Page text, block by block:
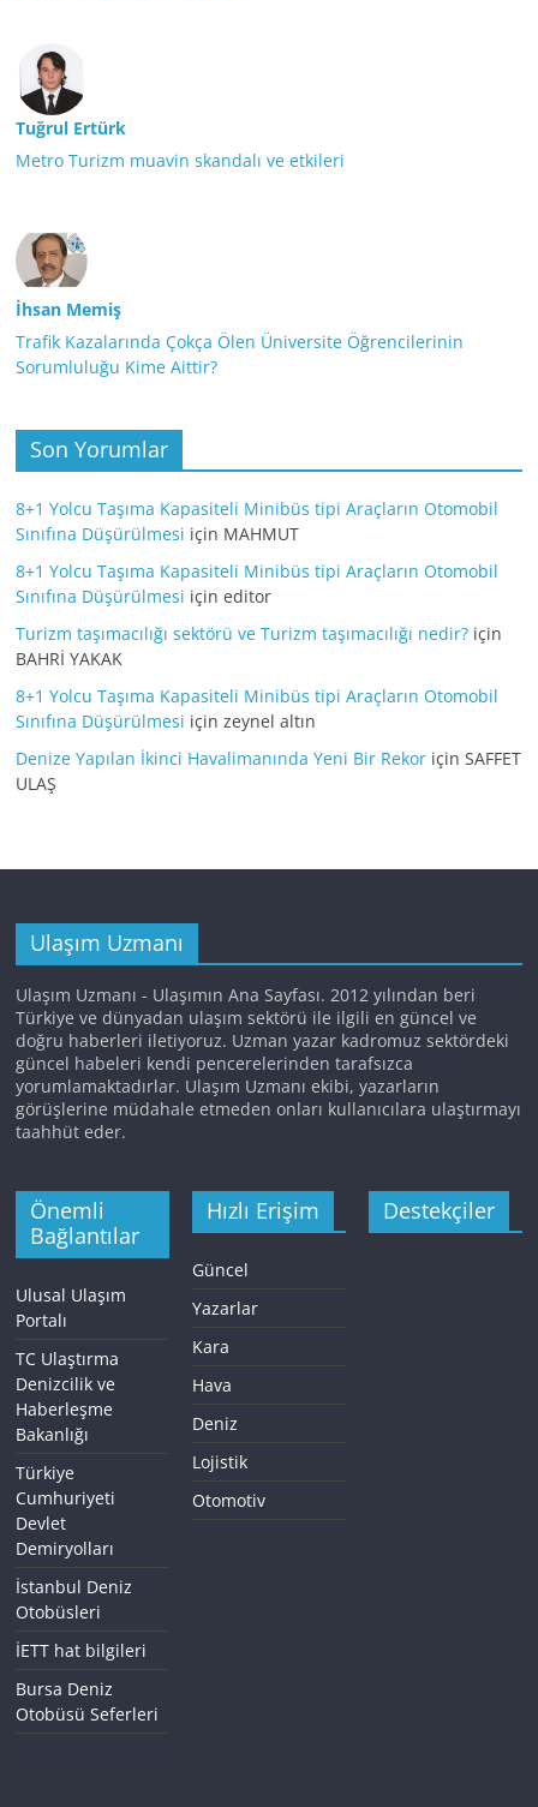
Tuğrul Ertürk
Metro Turizm muavin skandalı ve etkileri
İhsan Memiş
Trafik Kazalarında Çokça Ölen Üniversite Öğrencilerinin
Sorumluluğu Kime Aittir?
Son Yorumlar
8+1 Yolcu Taşıma Kapasiteli Minibüs tipi Araçların Otomobil
Sınıfına Düşürülmesi için MAHMUT
8+1 Yolcu Taşıma Kapasiteli Minibüs tipi Araçların Otomobil
Sınıfına Düşürülmesi içineditor
Turizm taşımacılığı sektörü ve Turizm taşımacılığı nedir? için
BAHRİ YAKAK
8+1 Yolcu Taşıma Kapasiteli Minibüs tipi Araçların Otomobil
Sınıfına Düşürülmesi içinzeynel altın
Denize Yapılan İkinci Havalimanında Yeni Bir Rekor içinSAFFET
ULAŞ
Ulaşım Uzmanı
Ulaşım Uzmanı - Ulaşımın Ana Sayfası. 2012 yılından beri
Türkiye ve dünyadan ulaşım sektörü ile ilgili en güncel ve
doğru haberleri iletiyoruz. Uzman yazar kadromuz sektördeki
güncel habeleri kendi pencerelerinden tarafsızca
yorumlamaktadırlar. Ulaşım Uzmanı ekibi, yazarların
görüşlerine müdahale etmeden onları kullanıcılara ulaştırmayı
taahhüt eder.
Önemli
Bağlantılar
Ulusal Ulaşım
Portalı
TC Ulaştırma
Denizcilik ve
Haberleşme
Bakanlığı
Türkiye
Cumhuriyeti
Devlet
Demiryolları
İstanbul Deniz
Otobüsleri
İETT hat bilgileri
Bursa Deniz
Otobüsü Seferleri
Hızlı Erişim
Güncel
Yazarlar
Kara
Hava
Deniz
Lojistik
Otomotiv
Destekçiler